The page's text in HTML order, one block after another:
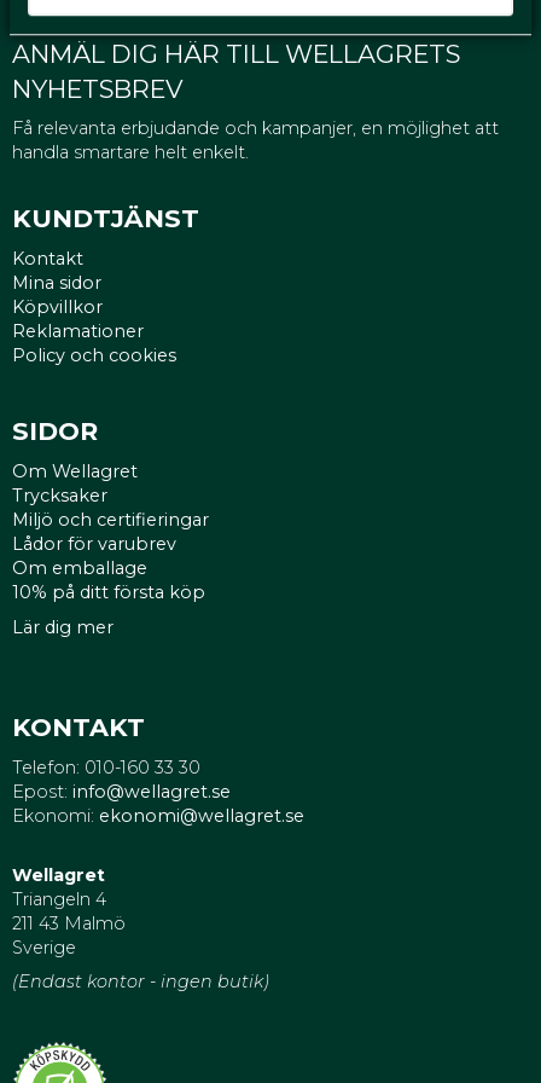
ANMÄL DIG HÄR TILL WELLAGRETS
NYHETSBREV
Få relevanta erbjudande och kampanjer, en möjlighet att
handla smartare helt enkelt.
KUNDTJÄNST
Kontakt
Mina sidor
Köpvillkor
Reklamationer
Policy och cookies
SIDOR
Om Wellagret
Trycksaker
Miljö och certifieringar
Lådor för varubrev
Om emballage
10% på ditt första köp
Lär dig mer
KONTAKT
Telefon: 010-160 33 30
Epost: info@wellagret.se
Ekonomi: ekonomi@wellagret.se
Wellagret
Triangeln 4
211 43 Malmö
Sverige
(Endast kontor - ingen butik)